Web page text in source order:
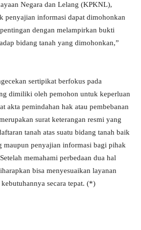
Negara dan Lelang (KPKNL),
penyajian informasi dapat dimohonkan
dengan melampirkan bukti
bidang tanah yang dimohonkan,”
sertipikat berfokus pada
dimiliki oleh pemohon untuk keperluan
akta pemindahan hak atau pembebanan
surat keterangan resmi yang
tanah atas suatu bidang tanah baik
maupun penyajian informasi bagi pihak
memahami perbedaan dua hal
bisa menyesuaikan layanan
secara tepat. (*)